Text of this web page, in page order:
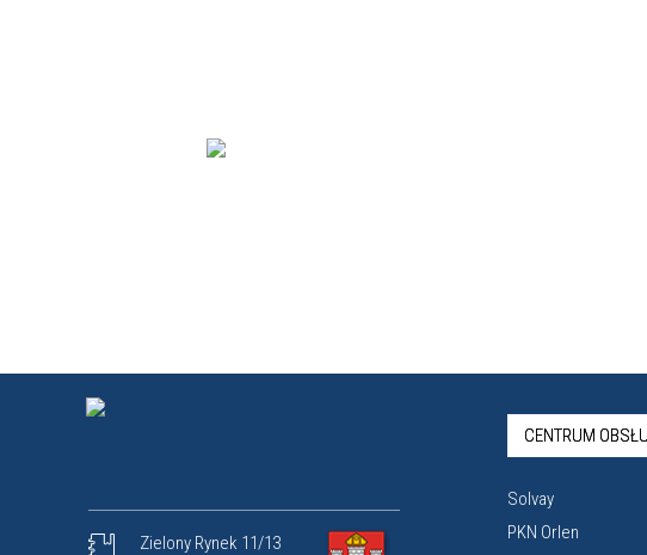
Zielony Rynek 11/13
CENTRUM
Solvay
PKN Orlen